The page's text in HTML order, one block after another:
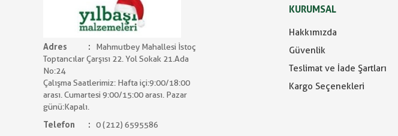
Adres
Mahmutbey Mahallesi İstoç
Toptancılar Çarşısı 22. Yol Sokak 21.Ada
No:24
Çalışma Saatlerimiz: Hafta içi:9:00/18:00
arası. Cumartesi 9:00/15:00 arası. Pazar
günü:Kapalı.
Telefon
0 (212) 6595586
KURUMSAL
Hakkımızda
Güvenlik
Teslimat ve İade Şartları
Kargo Seçenekleri